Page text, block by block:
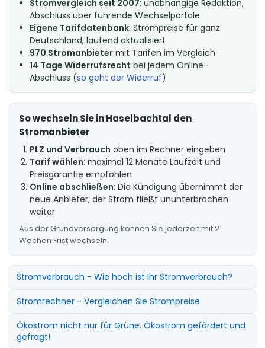
Stromvergleich seit 2007: unabhängige Redaktion,
Abschluss über führende Wechselportale
Eigene Tarifdatenbank: Strompreise für ganz
Deutschland, laufend aktualisiert
970 Stromanbieter mit Tarifen im Vergleich
14 Tage Widerrufsrecht bei jedem Online-
Abschluss (so geht der Widerruf)
So wechseln Sie in Haselbachtal den
Stromanbieter
PLZ und Verbrauch oben im Rechner eingeben
Tarif wählen: maximal 12 Monate Laufzeit und
Preisgarantie empfohlen
Online abschließen: Die Kündigung übernimmt der
neue Anbieter, der Strom fließt ununterbrochen
weiter
Aus der Grundversorgung können Sie jederzeit mit 2
Wochen Frist wechseln.
Stromverbrauch - Wie hoch ist Ihr Stromverbrauch?
Stromrechner - Vergleichen Sie Strompreise
Ökostrom nicht nur für Grüne. Ökostrom gefördert und
gefragt!